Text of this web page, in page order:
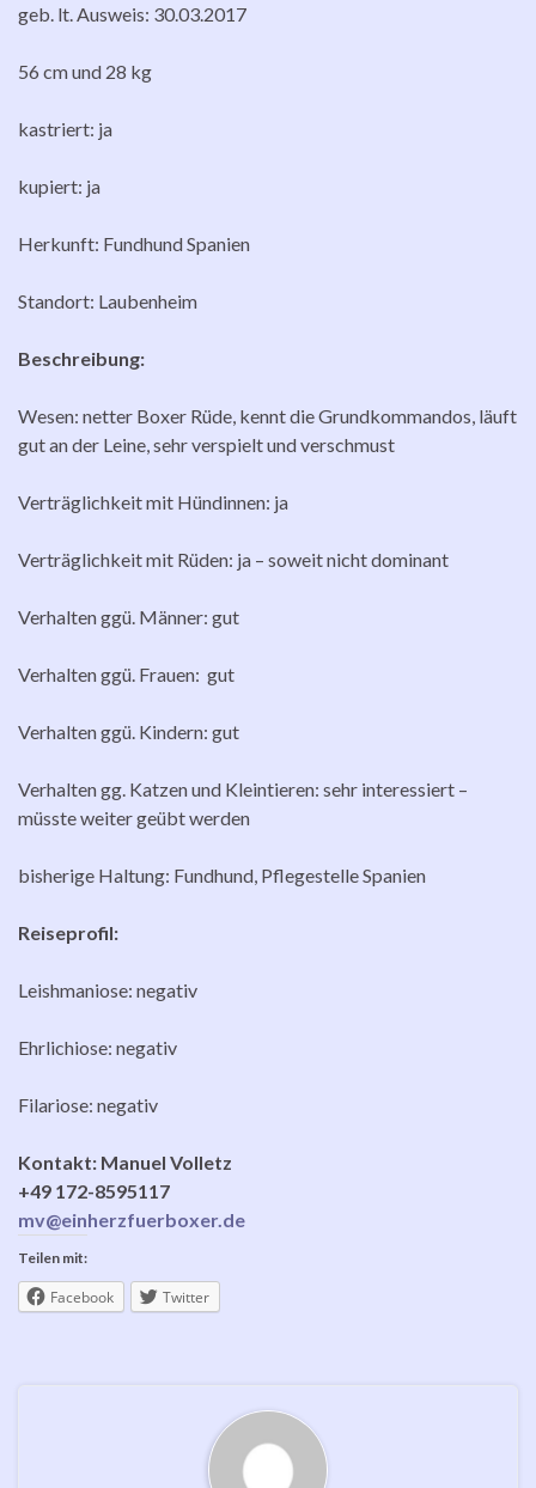
geb. lt. Ausweis: 30.03.2017
56 cm und 28 kg
kastriert: ja
kupiert: ja
Herkunft: Fundhund Spanien
Standort: Laubenheim
Beschreibung:
Wesen: netter Boxer Rüde, kennt die Grundkommandos, läuft
gut an der Leine, sehr verspielt und verschmust
Verträglichkeit mit Hündinnen: ja
Verträglichkeit mit Rüden: ja – soweit nicht dominant
Verhalten ggü. Männer: gut
Verhalten ggü. Frauen: gut
Verhalten ggü. Kindern: gut
Verhalten gg. Katzen und Kleintieren: sehr interessiert –
müsste weiter geübt werden
bisherige Haltung: Fundhund, Pflegestelle Spanien
Reiseprofil:
Leishmaniose: negativ
Ehrlichiose: negativ
Filariose: negativ
Kontakt: Manuel Volletz
+49 172-8595117
mv@einherzfuerboxer.de
Teilen mit:
Facebook Twitter